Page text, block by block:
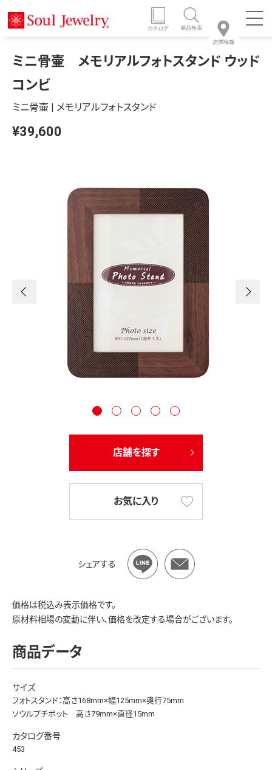
ミニ骨壷 メモリアルフォトスタンド ウッド
コンビ
ミニ骨壷 | メモリアルフォトスタンド
¥39,600
店舗を探す
お気に入り
シェアする
価格は税込み表示価格です。
原材料相場の変動に伴い、価格を改定する場合がございます。
商品データ
サイズ
フォトスタンド：高さ168mm×幅125mm×奥行75mm
ソウルプチポット 高さ79mm×直径15mm
カタログ番号
453